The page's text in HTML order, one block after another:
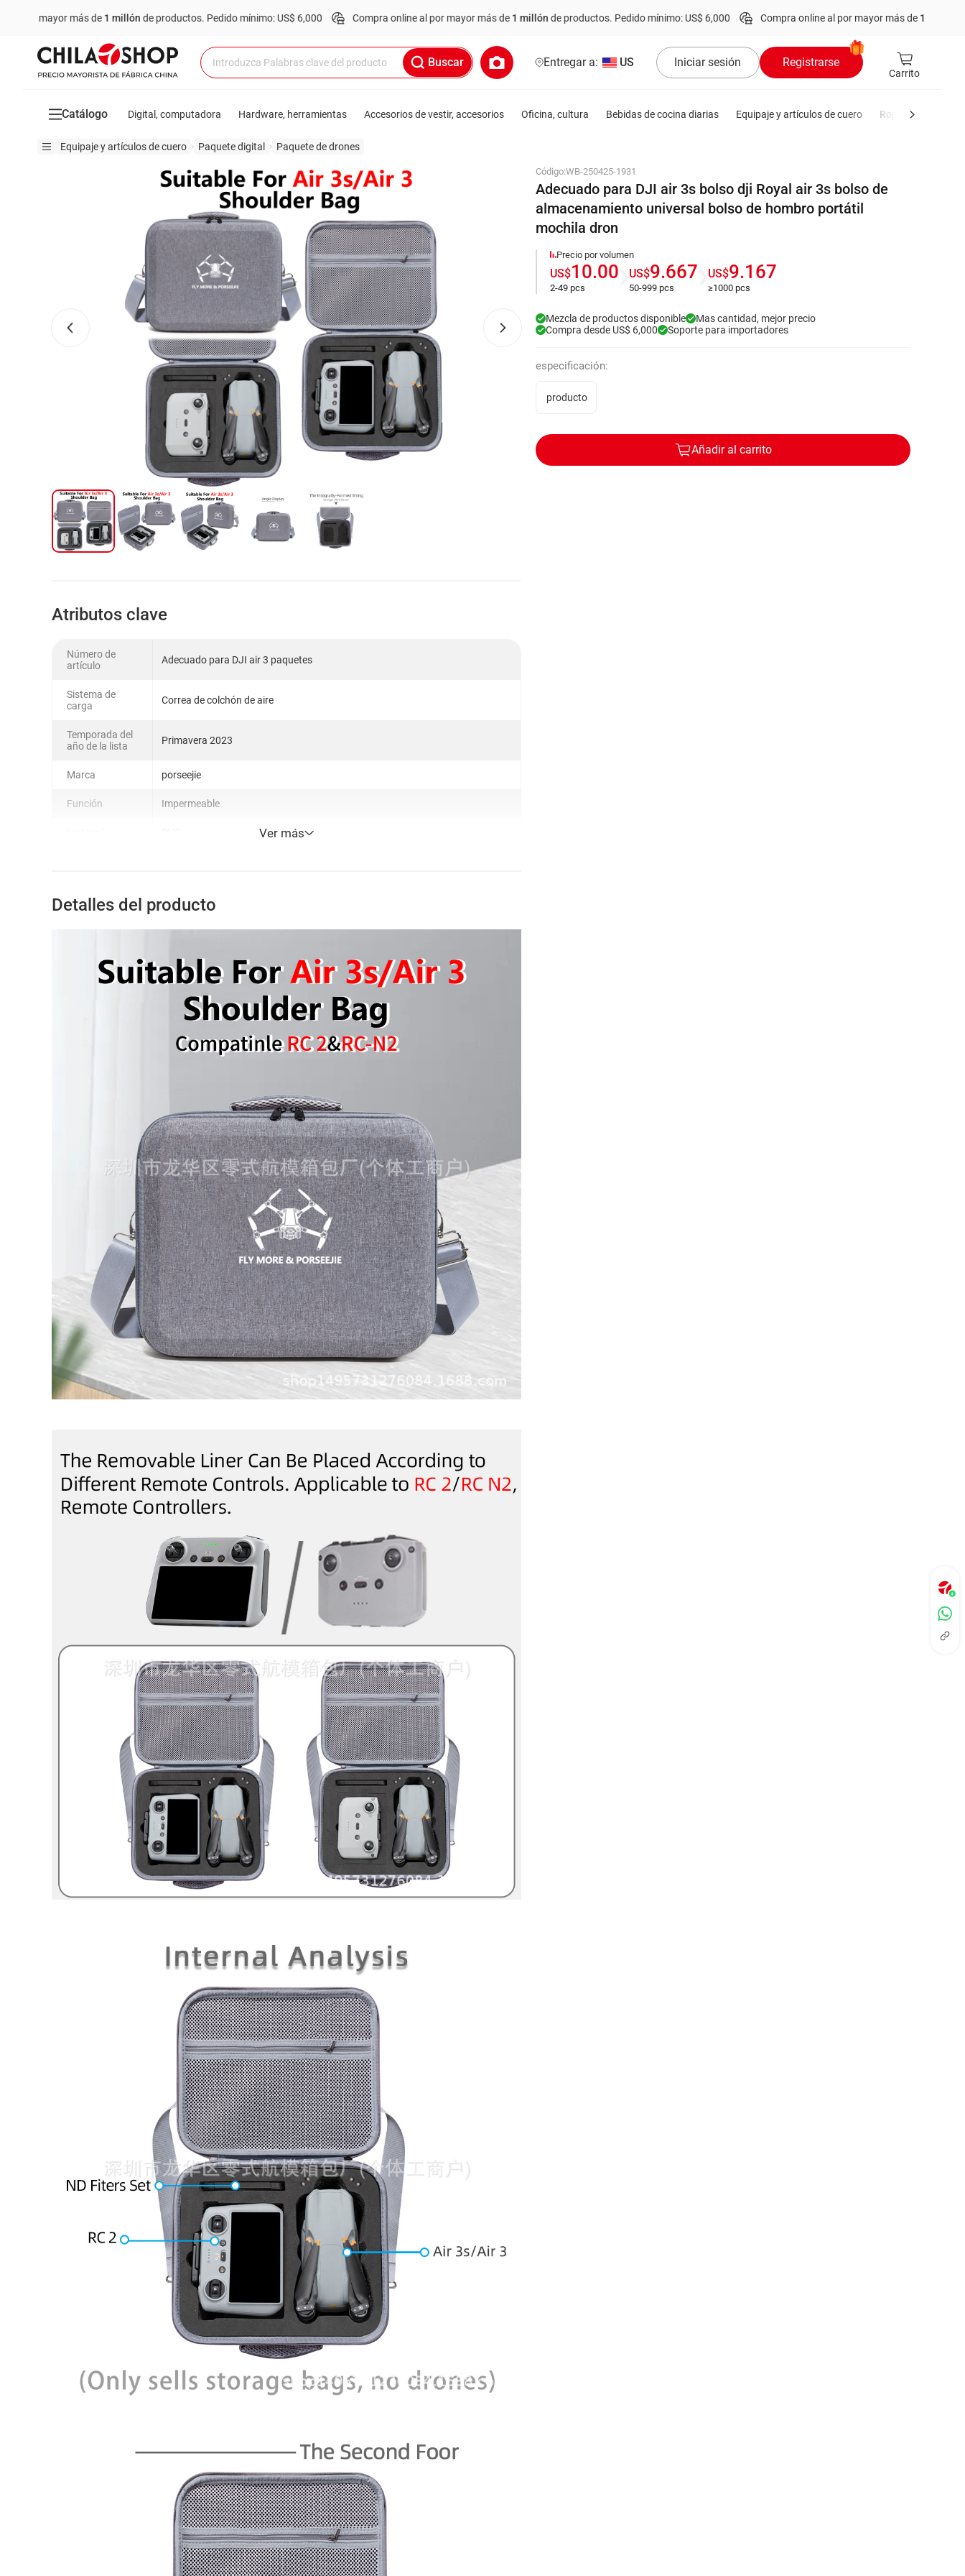
más de1 millónde productos.Pedido mínimo: US$ 6,000 Compra online al por mayor más de1 millónde productos.Pedido mínimo: US$ 6,000 Compra online al por mayor más de1 millónde
Buscar Entregar a: US Iniciar sesión Registrarse
Carrito
Catálogo Digital, computadora Hardware, herramientas Accesorios de vestir, accesorios Oficina, cultura Bebidas de cocina diarias Equipaje y artículos de cuero Ropa de hombre
Equipaje y artículos de cuero Paquete digital Paquete de drones
Atributos clave
Número de
artículo
Adecuado para DJI air 3 paquetes
Sistema de
carga
Correa de colchón de aire
Temporada del
año de la lista
Primavera 2023
Marca porseejie
Función Impermeable
Ver más
Detalles del producto
Código:WB-250425-1931
Adecuado para DJI air 3s bolso dji Royal air 3s bolso de
almacenamiento universal bolso de hombro portátil
mochila dron
Precio por volumen
US$10.00
2-49 pcs
US$9.667
50-999 pcs
US$9.167
≥1000 pcs
Mezcla de productos disponible
Mas cantidad, mejor precio
Compra desde US$ 6,000
Soporte para importadores
especificación:
producto
Añadir al carrito